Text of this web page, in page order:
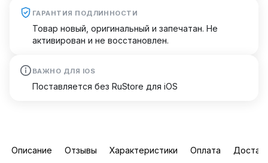
ГАРАНТИЯ ПОДЛИННОСТИ
Товар новый, оригинальный и запечатан. Не
активирован и не восстановлен.
ВАЖНО ДЛЯ IOS
Поставляется без RuStore для iOS
Описание Отзывы Характеристики Оплата